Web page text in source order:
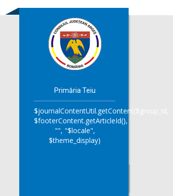
Primăria Teiu
$journalContentUtil.getContent($group_id,
$footerContent.getArticleId(),
"", "$locale",
$theme_display)